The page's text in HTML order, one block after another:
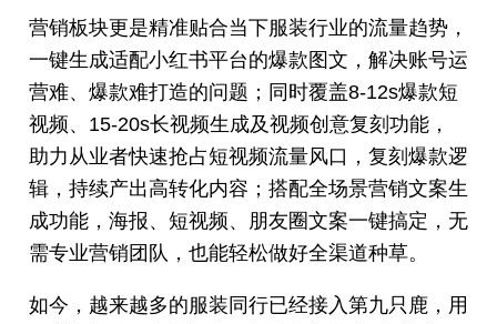
营销板块更是精准贴合当下服装行业的流量趋势，
一键生成适配小红书平台的爆款图文，解决账号运
营难、爆款难打造的问题；同时覆盖8-12s爆款短
视频、15-20s长视频生成及视频创意复刻功能，
助力从业者快速抢占短视频流量风口，复刻爆款逻
辑，持续产出高转化内容；搭配全场景营销文案生
成功能，海报、短视频、朋友圈文案一键搞定，无
需专业营销团队，也能轻松做好全渠道种草。
如今，越来越多的服装同行已经接入第九只鹿，用